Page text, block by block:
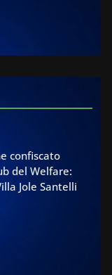
confiscato
del Welfare:
Jole Santelli